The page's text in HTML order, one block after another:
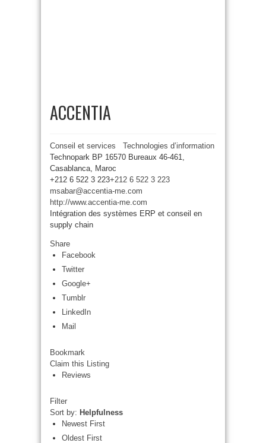
ACCENTIA
Conseil et services
Technologies d’information
Technopark BP 16570 Bureaux 46-461,
Casablanca, Maroc
+212 6 522 3 223+212 6 522 3 223
msabar@accentia-me.com
http://www.accentia-me.com
Intégration des systèmes ERP et conseil en
supply chain
Share
Facebook
Twitter
Google+
Tumblr
LinkedIn
Mail
Bookmark
Claim this Listing
Reviews
Filter
Sort by: Helpfulness
Newest First
Oldest First